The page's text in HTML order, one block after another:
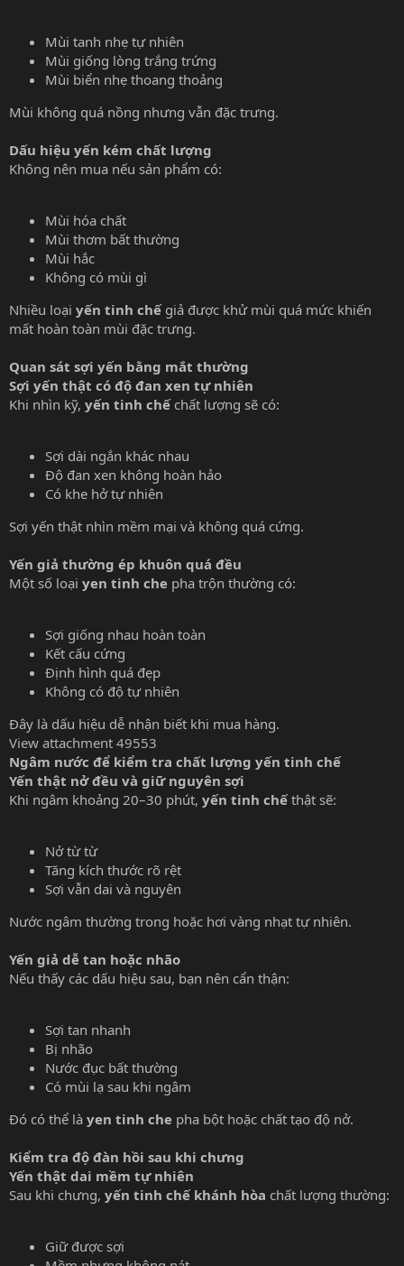
Mùi tanh nhẹ tự nhiên
Mùi giống lòng trắng trứng
Mùi biển nhẹ thoang thoảng
Mùi không quá nồng nhưng vẫn đặc trưng.
Dấu hiệu yến kém chất lượng
Không nên mua nếu sản phẩm có:
Mùi hóa chất
Mùi thơm bất thường
Mùi hắc
Không có mùi gì
Nhiều loại yến tinh chếgiả được khử mùi quá mức khiến
mất hoàn toàn mùi đặc trưng.
Quan sát sợi yến bằng mắt thường
Sợi yến thật có độ đan xen tự nhiên
Khi nhìn kỹ, yến tinh chếchất lượng sẽ có:
Sợi dài ngắn khác nhau
Độ đan xen không hoàn hảo
Có khe hở tự nhiên
Sợi yến thật nhìn mềm mại và không quá cứng.
Yến giả thường ép khuôn quá đều
Một số loại yen tinh che pha trộn thường có:
Sợi giống nhau hoàn toàn
Kết cấu cứng
Định hình quá đẹp
Không có độ tự nhiên
Đây là dấu hiệu dễ nhận biết khi mua hàng.
View attachment 49553
Ngâm nước để kiểm tra chất lượng yến tinh chế
Yến thật nở đều và giữ nguyên sợi
Khi ngâm khoảng 20–30 phút, yến tinh chếthật sẽ:
Nở từ từ
Tăng kích thước rõ rệt
Sợi vẫn dai và nguyên
Nước ngâm thường trong hoặc hơi vàng nhạt tự nhiên.
Yến giả dễ tan hoặc nhão
Nếu thấy các dấu hiệu sau, bạn nên cẩn thận:
Sợi tan nhanh
Bị nhão
Nước đục bất thường
Có mùi lạ sau khi ngâm
Đó có thể là yen tinh che pha bột hoặc chất tạo độ nở.
Kiểm tra độ đàn hồi sau khi chưng
Yến thật dai mềm tự nhiên
Sau khi chưng, yến tinh chế khánh hòa chất lượng thường:
Giữ được sợi